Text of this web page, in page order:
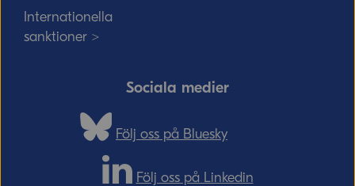
Internationella
sanktioner >
Sociala medier
Följ oss på Bluesky
Följ oss på Linkedin